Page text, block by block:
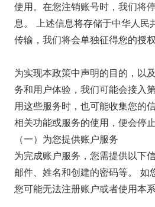
使用。在您注销账号时，我们将
息。 上述信息将存储于中华人民
传输，我们将会单独征得您的授权
为实现本政策中声明的目的，以
务和用户体验，我们可能会接入
用这些服务时，也可能收集您的
相关功能或服务的使用，便会停
（一）为您提供账户服务
为完成账户服务，您需提供以下
邮件、姓名和创建的密码等。 如
您可能无法注册账户或者使用本系